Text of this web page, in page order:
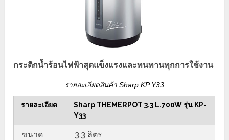
กระติกน้ำร้อนไฟฟ้าสุดแข็งแรงและทนทานทุกการใช้งาน
รายละเอียดสินค้า Sharp KP Y33
รายละเอียด
Sharp THEMERPOT 3.3 L.700W รุ่น KP-
Y33
ขนาด
3.3 ลิตร